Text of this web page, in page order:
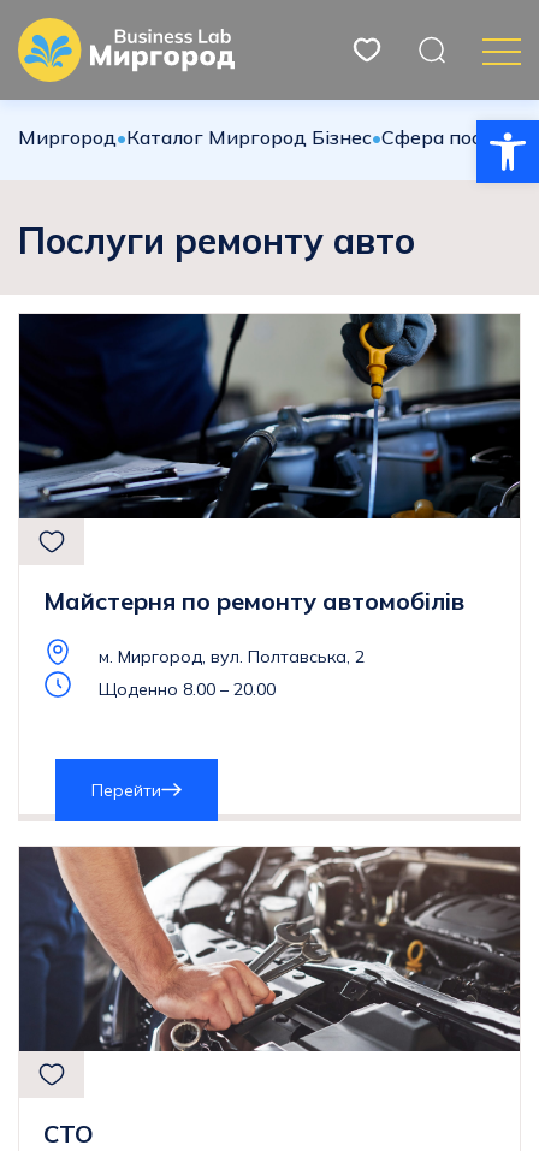
Миргород•Каталог Миргород Бізнес•Сфера послуг•
Послуги ремонту авто
Майстерня по ремонту автомобілів
м. Миргород, вул. Полтавська, 2
Щоденно 8.00 – 20.00
Перейти
СТО